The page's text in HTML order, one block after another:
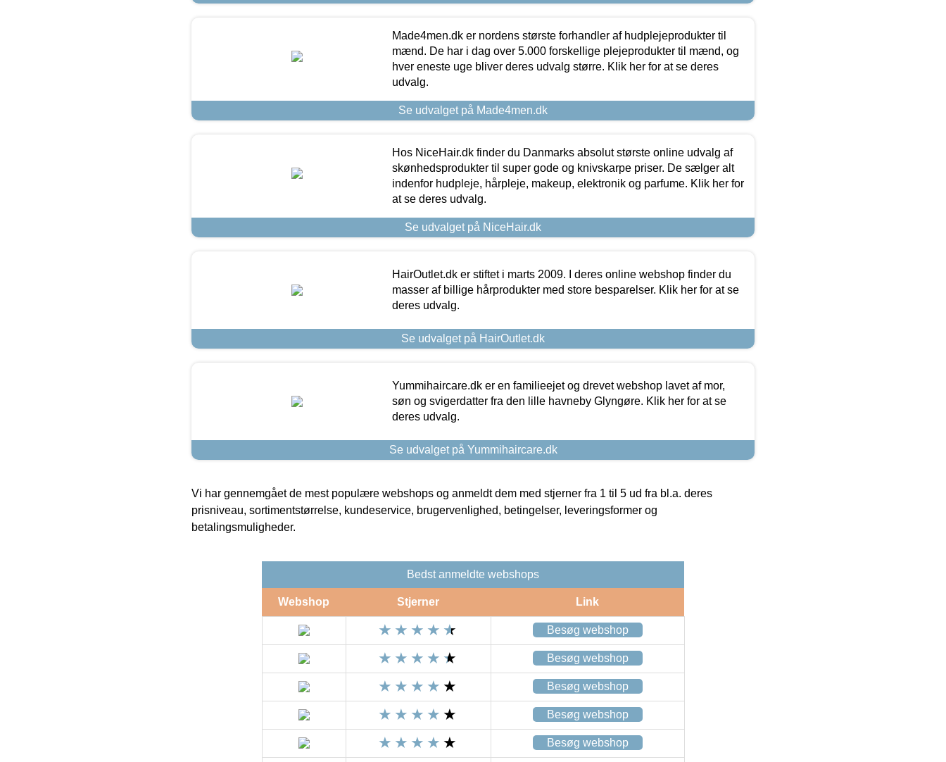
Made4men.dk er nordens største forhandler af hudplejeprodukter til
mænd. De har i dag over 5.000 forskellige plejeprodukter til mænd, og
hver eneste uge bliver deres udvalg større. Klik her for at se deres
udvalg.
Se udvalget på Made4men.dk
Hos NiceHair.dk finder du Danmarks absolut største online udvalg af
skønhedsprodukter til super gode og knivskarpe priser. De sælger alt
indenfor hudpleje, hårpleje, makeup, elektronik og parfume. Klik her for
at se deres udvalg.
Se udvalget på NiceHair.dk
HairOutlet.dk er stiftet i marts 2009. I deres online webshop finder du
masser af billige hårprodukter med store besparelser. Klik her for at se
deres udvalg.
Se udvalget på HairOutlet.dk
Yummihaircare.dk er en familieejet og drevet webshop lavet af mor,
søn og svigerdatter fra den lille havneby Glyngøre. Klik her for at se
deres udvalg.
Se udvalget på Yummihaircare.dk
Vi har gennemgået de mest populære webshops og anmeldt dem med stjerner fra 1 til 5 ud fra bl.a. deres
prisniveau, sortimentstørrelse, kundeservice, brugervenlighed, betingelser, leveringsformer og
betalingsmuligheder.
Bedst anmeldte webshops
Webshop Stjerner Link
Besøg webshop
Besøg webshop
Besøg webshop
Besøg webshop
Besøg webshop